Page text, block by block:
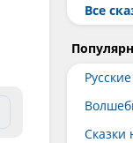
Все
Сказки